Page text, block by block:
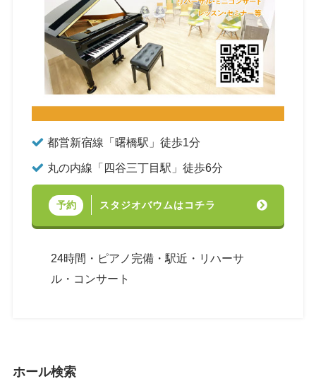
都営新宿線「曙橋駅」徒歩1分
丸の内線「四谷三丁目駅」徒歩6分
予約 スタジオバウムはコチラ
24時間・ピアノ完備・駅近・リハーサ
ル・コンサート
ホール検索